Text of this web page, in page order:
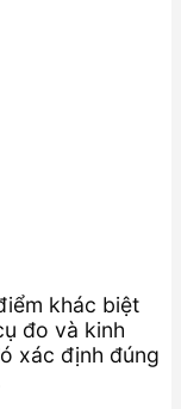
khác biệt
đo và kinh
xác định đúng